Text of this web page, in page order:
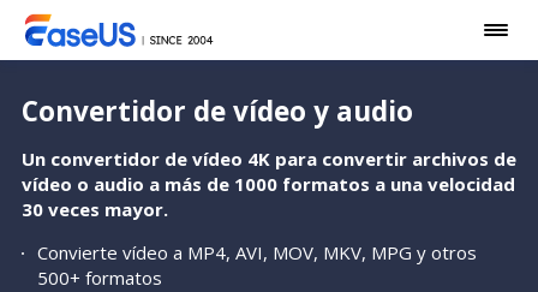
Convertidor de vídeo y audio
Un convertidor de vídeo 4K para convertir archivos de
vídeo o audio a más de 1000 formatos a una velocidad
30 veces mayor.
Convierte vídeo a MP4, AVI, MOV, MKV, MPG y otros
500+ formatos